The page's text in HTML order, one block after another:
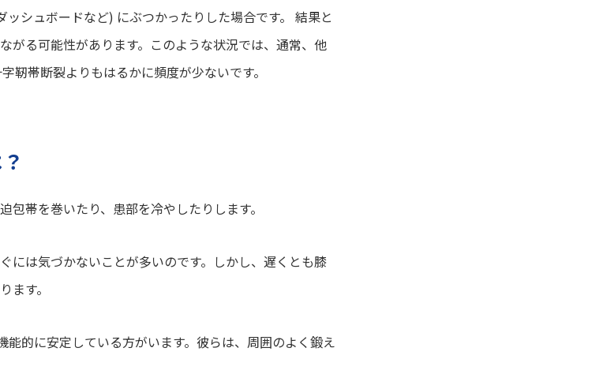
シュボードなど) にぶつかったりした場合です。 結果と
がる可能性があります。このような状況では、通常、他
靭帯断裂よりもはるかに頻度が少ないです。
帯を巻いたり、患部を冷やしたりします。
には気づかないことが多いのです。しかし、遅くとも膝
ます。
的に安定している方がいます。彼らは、周囲のよく鍛え